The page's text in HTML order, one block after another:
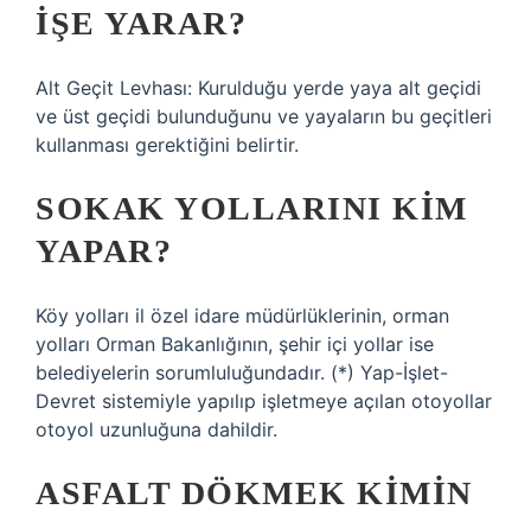
IŞE YARAR?
Alt Geçit Levhası: Kurulduğu yerde yaya alt geçidi
ve üst geçidi bulunduğunu ve yayaların bu geçitleri
kullanması gerektiğini belirtir.
SOKAK YOLLARINI KIM
YAPAR?
Köy yolları il özel idare müdürlüklerinin, orman
yolları Orman Bakanlığının, şehir içi yollar ise
belediyelerin sorumluluğundadır. (*) Yap-İşlet-
Devret sistemiyle yapılıp işletmeye açılan otoyollar
otoyol uzunluğuna dahildir.
ASFALT DÖKMEK KIMIN